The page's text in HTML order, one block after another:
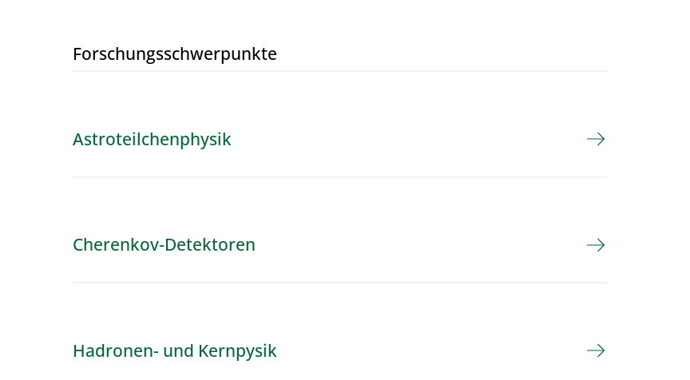
Forschungs­schwerpunkte
Astroteilchenphysik
Cherenkov-Detektoren
Hadronen- und Kernpysik